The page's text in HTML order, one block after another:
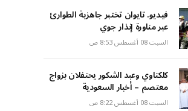
فيديو. تايوان تختبر جاهزية الطوارئ
عبر مناورة إنذار جوي
السبت 08 أغسطس 8:53 ص
كلكتاوي وعبد الشكور يحتفلان بزواج
معتصم – أخبار السعودية
السبت 08 أغسطس 8:22 ص